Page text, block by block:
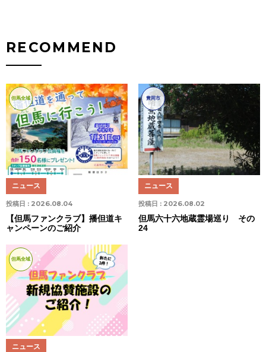
RECOMMEND
但馬全域
投稿日 : 2026.08.04
ニュース
【但馬ファンクラブ】播但道キ
ャンペーンのご紹介
豊岡市
投稿日 : 2026.08.02
ニュース
但馬六十六地蔵霊場巡り その
24
但馬全域
ニュース